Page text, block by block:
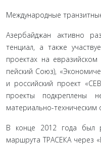
Международные
Азербайджан активно
тенциал, а также
проектах на
пейский Союз),
и российский проект
проекты подкреплены
материально-техническим
В конце 2012 года был
маршрута ТРАСЕКА через